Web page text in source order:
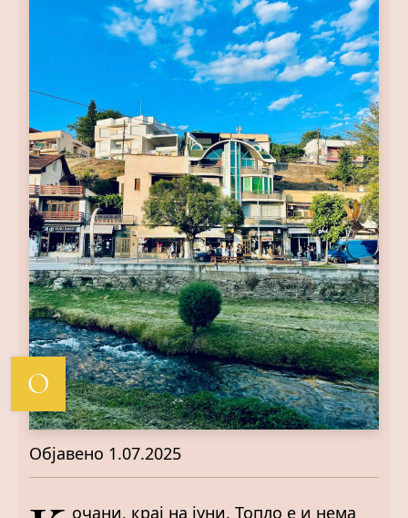
О
Објавено 1.07.2025
очани, крај на јуни. Топло е и нема